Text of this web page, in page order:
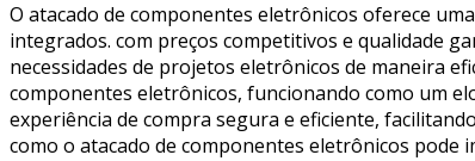
O atacado de componentes eletrônicos oferece
integrados. com preços competitivos e qualidade
necessidades de projetos eletrônicos de maneira
componentes eletrônicos, funcionando como um
experiência de compra segura e eficiente,
como o atacado de componentes eletrônicos pode